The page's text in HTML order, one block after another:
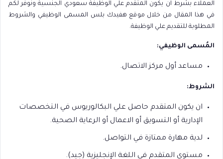
العملاء بشرط ان يكون المتقدم علي الوظيفة سعودي الجنسية ونوفر لكم
في هذا المقال من خلال موقع هفيدك بلس المسمى الوظيفي والشروط
المطلوبة للتقديم علي الوظيفة.
المُسمى الوظيفي:
مساعد أول مركز الاتصال.
الشروط:
ان يكون المتقدم حاصل علي البكالوريوس في التخصصات
الإدارية أو التسويق أو الاعمال أو الرعاية الصحية.
لدية مهارة ممتازة في التواصل.
مستوي المتقدم في اللغة الإنجليزية (جيد).